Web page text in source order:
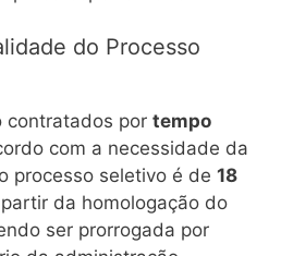
do Processo
contratados por tempo
com a necessidade da
processo seletivo é de 18
da homologação do
ser prorrogada por